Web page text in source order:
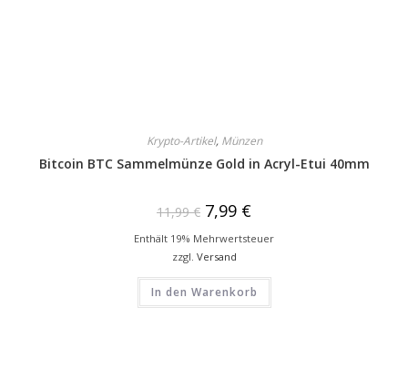
Krypto-Artikel, Münzen
Bitcoin BTC Sammelmünze Gold in Acryl-Etui 40mm
11,99€ 7,99 €
Enthält 19% Mehrwertsteuer
zzgl. Versand
In den Warenkorb